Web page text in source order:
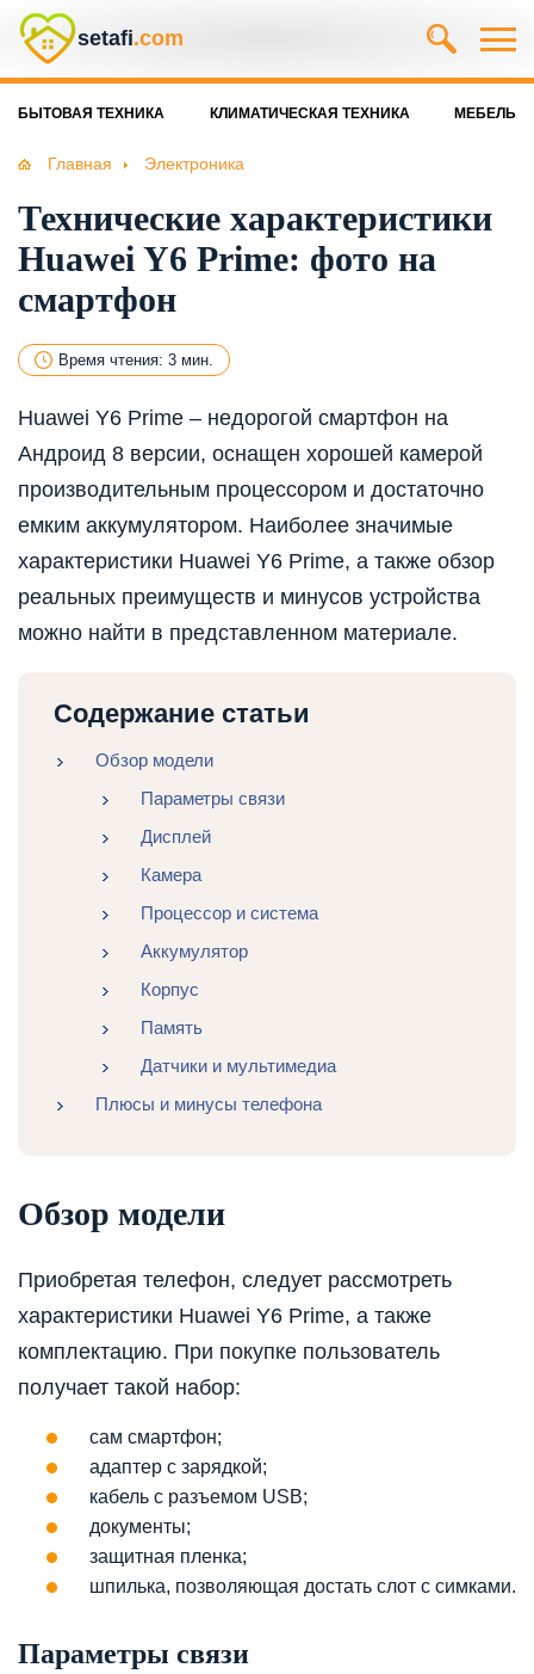
setafi.com
БЫТОВАЯ ТЕХНИКА КЛИМАТИЧЕСКАЯ ТЕХНИКА МЕБЕЛЬ
Главная Электроника
Технические характеристики
Huawei Y6 Prime: фото на
смартфон
Время чтения: 3 мин.
Huawei Y6 Prime – недорогой смартфон на
Андроид 8 версии, оснащен хорошей камерой
производительным процессором и достаточно
емким аккумулятором. Наиболее значимые
характеристики Huawei Y6 Prime, а также обзор
реальных преимуществ и минусов устройства
можно найти в представленном материале.
Содержание статьи
Обзор модели
Параметры связи
Дисплей
Камера
Процессор и система
Аккумулятор
Корпус
Память
Датчики и мультимедиа
Плюсы и минусы телефона
Обзор модели
Приобретая телефон, следует рассмотреть
характеристики Huawei Y6 Prime, а также
комплектацию. При покупке пользователь
получает такой набор:
сам смартфон;
адаптер с зарядкой;
кабель с разъемом USB;
документы;
защитная пленка;
шпилька, позволяющая достать слот с симками.
Параметры связи